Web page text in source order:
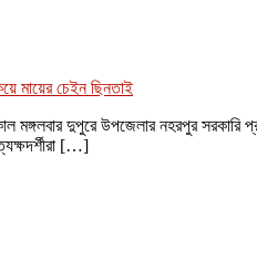
মায়ের চেইন ছিনতাই
মঙ্গলবার দুপুরে উপজেলার নহরপুর
[…]